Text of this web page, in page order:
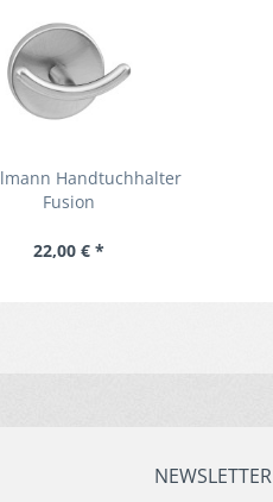
Handtuchhalter
Fusion
22,00 € *
NEWSLETTER